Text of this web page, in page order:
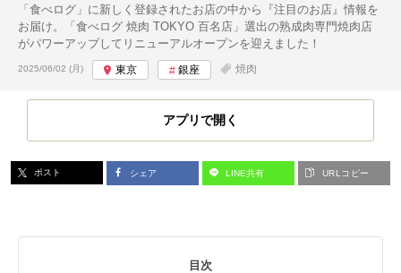
「食べログ」に新しく登録されたお店の中から『注目のお店』情報を
お届け。「食べログ 焼肉 TOKYO 百名店」選出の熟成肉専門焼肉店
がパワーアップしてリニューアルオープンを迎えました！
投稿日:
2025/06/02 (月) 東京 銀座 焼肉
アプリで開く
ポスト シェア LINE共有 URLコピー
目次